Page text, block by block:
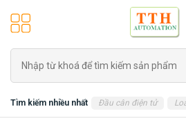
kiếm:
Tìm kiếm nhiều nhất Đầu cân điện tử